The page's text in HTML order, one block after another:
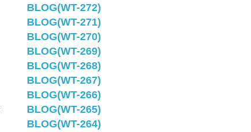
BLOG(WT-272)
BLOG(WT-271)
BLOG(WT-270)
BLOG(WT-269)
BLOG(WT-268)
BLOG(WT-267)
BLOG(WT-266)
BLOG(WT-265)
BLOG(WT-264)